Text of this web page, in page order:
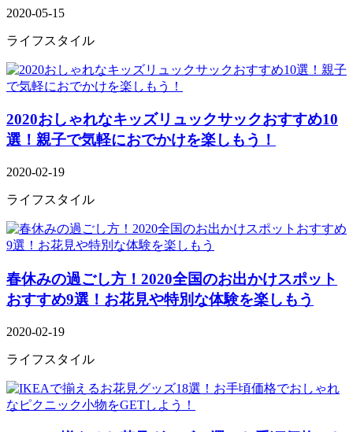
2020-05-15
ライフスタイル
2020おしゃれなキッズリュックサックおすすめ10
選！親子で気軽におでかけを楽しもう！
2020-02-19
ライフスタイル
春休みの過ごし方！2020全国のお出かけスポット
おすすめ9選！お花見や特別な体験を楽しもう
2020-02-19
ライフスタイル